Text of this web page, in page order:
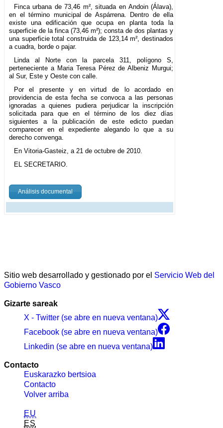
Finca urbana de 73,46 m², situada en Andoin (Álava),
en el término municipal de Aspárrena. Dentro de ella
existe una edificación que ocupa en planta toda la
superficie de la finca (73,46 m²); consta de dos plantas y
una superficie total construida de 123,14 m², destinados
a cuadra, borde o pajar.
Linda al Norte con la parcela 311, polígono S,
perteneciente a Maria Teresa Pérez de Albeniz Murgui;
al Sur, Este y Oeste con calle.
Por el presente y en virtud de lo acordado en
providencia de esta fecha se convoca a las personas
ignoradas a quienes pudiera perjudicar la inscripción
solicitada para que en el término de los diez días
siguientes a la publicación de este edicto puedan
comparecer en el expediente alegando lo que a su
derecho convenga.
En Vitoria-Gasteiz, a 21 de octubre de 2010.
EL SECRETARIO.
Análisis documental
Sitio web desarrollado y gestionado por el Servicio Web del
Gobierno Vasco
Gizarte sareak
X - Twitter (se abre en nueva ventana)
Facebook (se abre en nueva ventana)
Linkedin (se abre en nueva ventana)
Contacto
Euskarazko bertsioa
Contacto
Volver arriba
EU
ES